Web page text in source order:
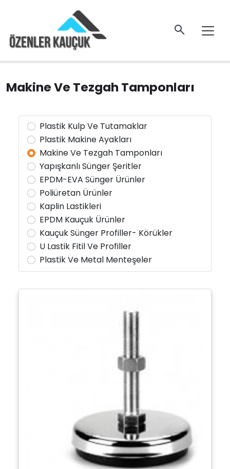
Makine Ve Tezgah Tamponları
Plastik Kulp Ve Tutamaklar
Plastik Makine Ayakları
Makine Ve Tezgah Tamponları
Yapışkanlı Sünger Şeritler
EPDM-EVA Sünger Ürünler
Poliüretan Ürünler
Kaplin Lastikleri
EPDM Kauçuk Ürünler
Kauçuk Sünger Profiller- Körükler
U Lastik Fitil Ve Profiller
Plastik Ve Metal Menteşeler